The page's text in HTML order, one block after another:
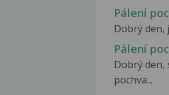
Pálení
Dobrý den,
Pálení
Dobrý den,
pochva...